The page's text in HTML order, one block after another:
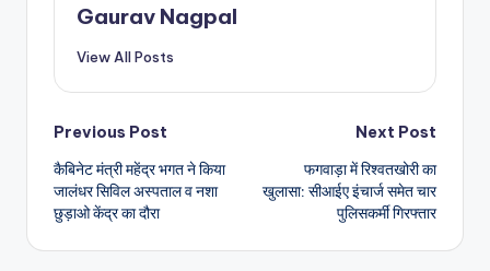
Gaurav Nagpal
View All Posts
Post
navigation
Previous Post
कैबिनेट मंत्री महेंद्र भगत ने किया
जालंधर सिविल अस्पताल व नशा
छुड़ाओ केंद्र का दौरा
Next Post
फगवाड़ा में रिश्वतखोरी का
खुलासा: सीआईए इंचार्ज समेत चार
पुलिसकर्मी गिरफ्तार